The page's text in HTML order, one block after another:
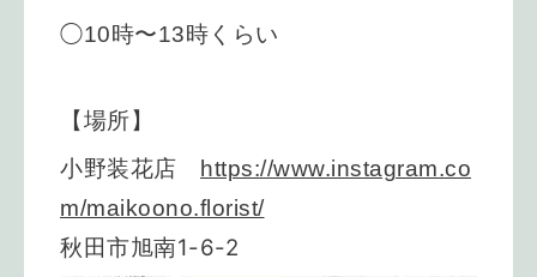
◯10時〜13時くらい
【場所】
小野装花店 https://www.instagram.co
m/maikoono.florist/
秋田市旭南1-6-2